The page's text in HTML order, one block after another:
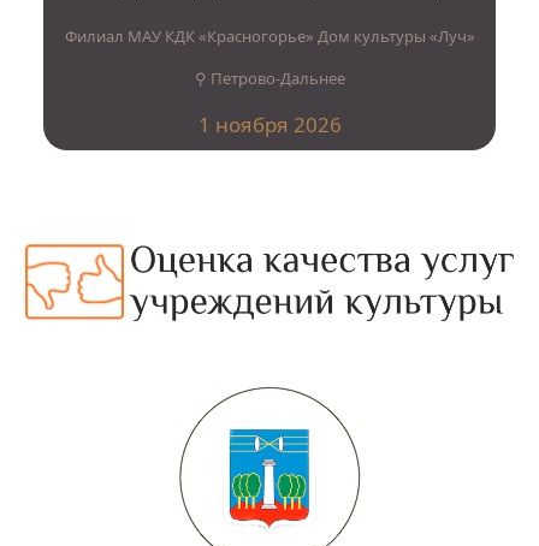
Филиал МАУ КДК «Красногорье» Дом культуры «Луч»
⚲ Петрово-Дальнее
1 ноября 2026